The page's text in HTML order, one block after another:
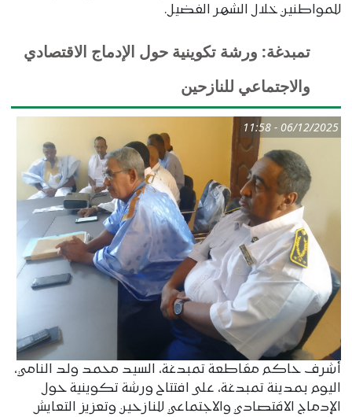
للمواطنين خلال الشهر الفضيل.
تمبدغة: ورشة تكوينية حول الإدماج الاقتصادي
والاجتماعي للنازحين
06/12/2025 - 11:58
أشرف حاكم مقاطعة تمبدغة، السيد محمد ولد النامي،
اليوم بمدينة تمبدغة، على افتتاح ورشة تكوينية حول
الإدماج الاقتصادي والاجتماعي للنازحين وتعزيز التعايش